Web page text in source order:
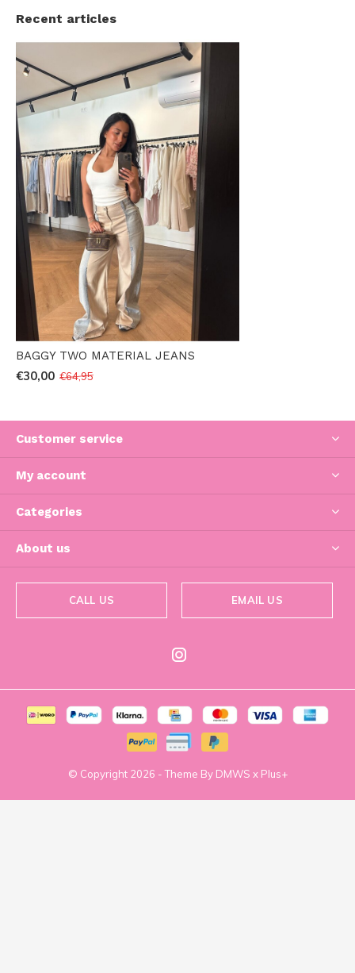
Recent articles
BAGGY TWO MATERIAL JEANS
€30,00 €64,95
Customer service
My account
Categories
About us
CALL US EMAIL US
© Copyright 2026 - Theme By DMWS x Plus+